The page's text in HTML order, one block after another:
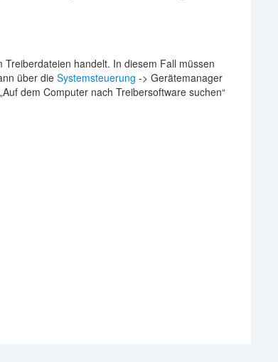
handelt. In diesem Fall müssen
über die Systemsteuerung -> Gerätemanager
dem Computer nach Treibersoftware suchen“